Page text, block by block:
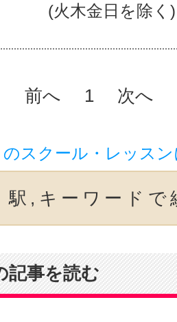
(火木金日を除く)
前へ 1 次へ
スクール・レッス
駅,キーワードで
記事を読む